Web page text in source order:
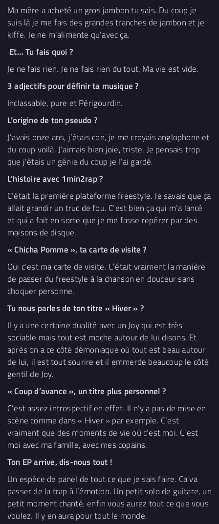
Ma mère a acheté un gros jambon tu sais. Du coup je
suis là je me fais des grandes tranches de jambon et je
kiffe. Je ne m’alimente qu’avec ça.
Et… Tu fais quoi ?
Je ne fais rien. Je ne fais rien du tout. Ma vie est vide.
3 adjectifs pour définir ta musique ?
Inclassable, pure et Périgourdin.
L’origine de ton pseudo ?
J’avais onze ans, j’étais con, je me croyais anglophone et
du coup voilà. J’aimais bien joie, triste. Je pensais trop
que j’étais un génie du coup je l’ai gardé.
L’histoire avec 1min2rap ?
C’était la première plateforme freestyle. Je savais que ça
allait grandir un truc de fou. C’est bien ça qui m’a lancé
et qui a fait en sorte que je me fasse repérer par des
maisons de disque.
« Chicha Pomme », ta carte de visite ?
Oui c’est ma carte de visite. C’était vraiment la manière
de passer du freestyle à la chanson en douceur sans
choquer personne.
Tu nous parles de ton titre « Hiver » ?
Il y a une certaine dualité avec un Joy qui est très
sociable mais tout est moche autour de lui disons. Et
après on a ce côté démoniaque où tout est beau autour
de lui, il est tout sourire et il emmerde beaucoup le côté
gentil de Joy.
« Coup d’avance », un titre plus personnel ?
C’est assez introspectif en effet. Il n’y a pas de mise en
scène comme dans « Hiver » par exemple. C’est
vraiment que des moments de vie où c’est moi. C’est
moi avec ma famille, avec mes copains.
Ton EP arrive, dis-nous tout !
Un espèce de panel de tout ce que je sais faire. Ca va
passer de la trap à l’émotion. Un petit solo de guitare, un
petit moment chanté, enfin vous aurez tout ce que vous
voulez. Il y en aura pour tout le monde.